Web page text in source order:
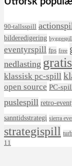
90-tallsspill
bilderedigering
eventyrspill fps free
nedlasting
klassisk pc-spill
open source PC-
puslespill retro-
sanntidsstrategi sierra
strategispill
11